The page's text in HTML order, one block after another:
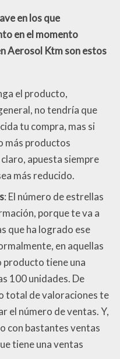
en los que
en el momento
Aerosol Ktm son estos
el producto,
no tendría que
tu compra, mas si
más productos
apuesta siempre
más reducido.
: El número de estrellas
porque te va a
que ha logrado ese
en aquellas
producto tiene una
100 unidades. De
total de valoraciones te
el número de ventas. Y,
con bastantes ventas
tiene una ventas